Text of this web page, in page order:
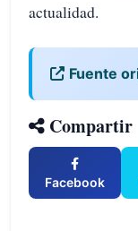
actualidad.
Fuente
Compartir
Facebook